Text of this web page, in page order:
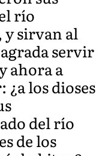
río
y sirvan al
servir
ahora a
los dioses
del río
de los